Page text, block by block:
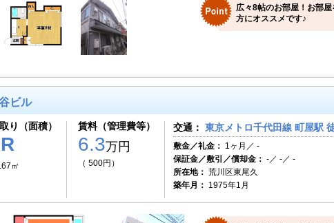
広々8帖のお部屋！お部
方にオススメです♪
ビル
り（面積）
㎡
賃料（管理費等）
6.3万円
（ 500円）
交通： 東京メトロ千代田線 町屋駅
敷金／礼金： 1ヶ月／ -
保証金／敷引／償却金： -／ -／ -
所在地： 荒川区東尾久
築年月： 1975年1月